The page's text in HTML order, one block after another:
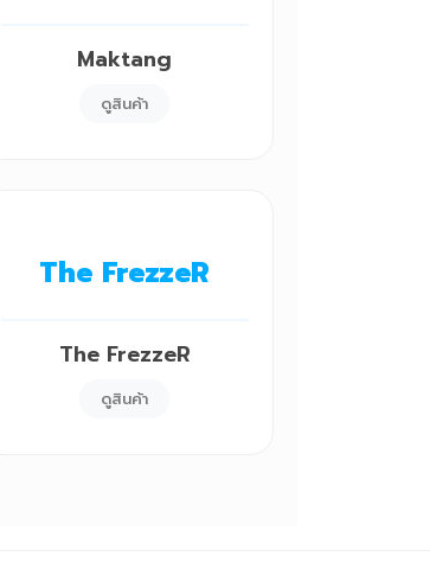
Maktang
ดูสินค้า
The FrezzeR
The FrezzeR
ดูสินค้า